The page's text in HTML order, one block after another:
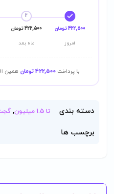
422,500 تومان
امروز
2
422,500 تومان
ماه بعد
با پرداخت 422,500 تومان همین
دسته بندی تا 1.5 میلیون ,
برچسب ها